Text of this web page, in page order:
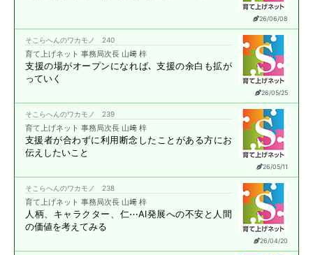
26/06/08
26/05/25
そこらへんのワカモノ 240
育て上げネット 事務局次長 山﨑 梓
支援の場がオープンになれば､支援の余白も拡が
っていく
26/05/11
そこらへんのワカモノ 239
育て上げネット 事務局次長 山﨑 梓
支援者が合わずに利用断念したことがある方にお
伝えしたいこと
26/04/20
そこらへんのワカモノ 238
育て上げネット 事務局次長 山﨑 梓
人柄、キャラクター、仁⋯AI発展への不安と 人間
の価値を考えてみる